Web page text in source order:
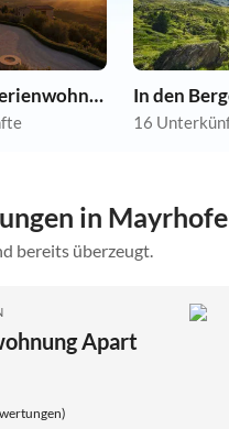
Günstige Ferienwohnungen In den
16
in
bereits überzeugt.
Apart